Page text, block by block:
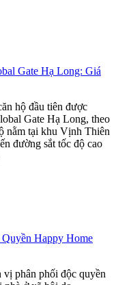
Gate Hạ Long: Giá
hộ đầu tiên được
Gate Hạ Long, theo
nằm tại khu Vịnh Thiên
đường sắt tốc độ cao
Happy Home
phân phối độc quyền